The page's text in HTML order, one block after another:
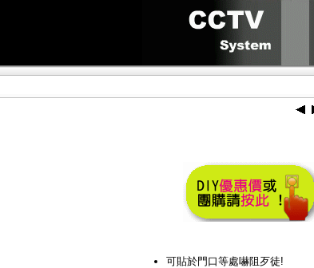
可貼於門口等處嚇阻歹徒!